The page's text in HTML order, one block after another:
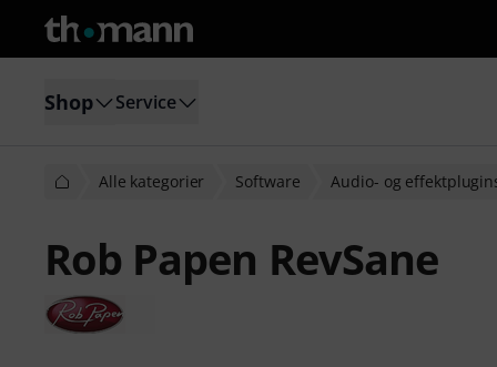
Shop Service
Alle kategorier Software Audio- og
Rob Papen RevSane